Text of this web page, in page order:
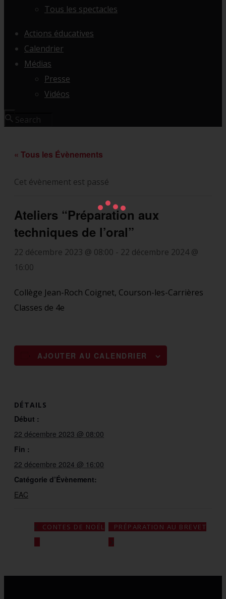
Tous les spectacles
Actions éducatives
Calendrier
Médias
Presse
Vidéos
« Tous les Évènements
Cet évènement est passé
Ateliers “Préparation aux
techniques de l’oral”
22 décembre 2023 @ 08:00 - 22 décembre 2024 @
16:00
Collège Jean-Roch Coignet, Courson-les-Carrières
Classes de 4e
AJOUTER AU CALENDRIER
DÉTAILS
Début :
22 décembre 2023 @ 08:00
Fin :
22 décembre 2024 @ 16:00
Catégorie d’Évènement:
EAC
CONTES DE NOËL PRÉPARATION AU BREVET